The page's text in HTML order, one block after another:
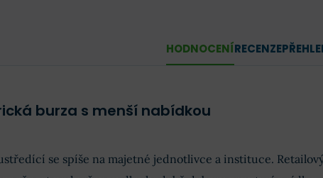
HODNOCENÍRECENZE
burza s menší nabídkou
se spíše na majetné jednotlivce a instituce.